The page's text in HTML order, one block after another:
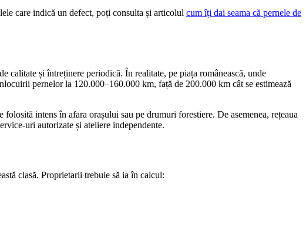
care indică un defect, poți consulta și articolul cum îți dai seama că pernele de
calitate și întreținere periodică. În realitate, pe piața românească, unde
pernelor la 120.000–160.000 km, față de 200.000 km cât se estimează
intens în afara orașului sau pe drumuri forestiere. De asemenea, rețeaua
uri autorizate și ateliere independente.
clasă. Proprietarii trebuie să ia în calcul: